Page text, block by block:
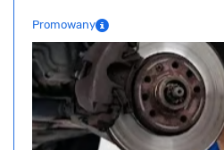
Promowany